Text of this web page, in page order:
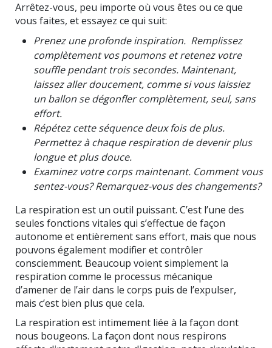
Arrêtez-vous, peu importe où vous êtes ou ce que
vous faites, et essayez ce qui suit:
Prenez une profonde inspiration. Remplissez
complètement vos poumons et retenez votre
souffle pendant trois secondes. Maintenant,
laissez aller doucement, comme si vous laissiez
un ballon se dégonfler complètement, seul, sans
effort.
Répétez cette séquence deux fois de plus.
Permettez à chaque respiration de devenir plus
longue et plus douce.
Examinez votre corps maintenant. Comment vous
sentez-vous? Remarquez-vous des changements?
La respiration est un outil puissant. C’est l’une des
seules fonctions vitales qui s’effectue de façon
autonome et entièrement sans effort, mais que nous
pouvons également modifier et contrôler
consciemment. Beaucoup voient simplement la
respiration comme le processus mécanique
d’amener de l’air dans le corps puis de l’expulser,
mais c’est bien plus que cela.
La respiration est intimement liée à la façon dont
nous bougeons. La façon dont nous respirons